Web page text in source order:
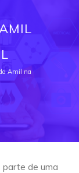
Amil na
parte de uma